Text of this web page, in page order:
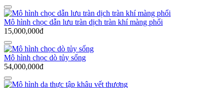
Mô hình chọc dẫn lưu tràn dịch tràn khí màng phổi
15,000,000đ
Mô hình chọc dò tủy sống
54,000,000đ